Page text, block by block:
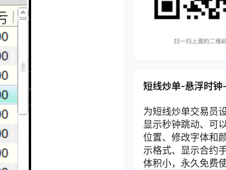
短线炒单-悬浮时钟
为短线炒单交易员
显示秒钟跳动、可
位置、修改字体和
示格式、显示合约
体积小，永久免费使